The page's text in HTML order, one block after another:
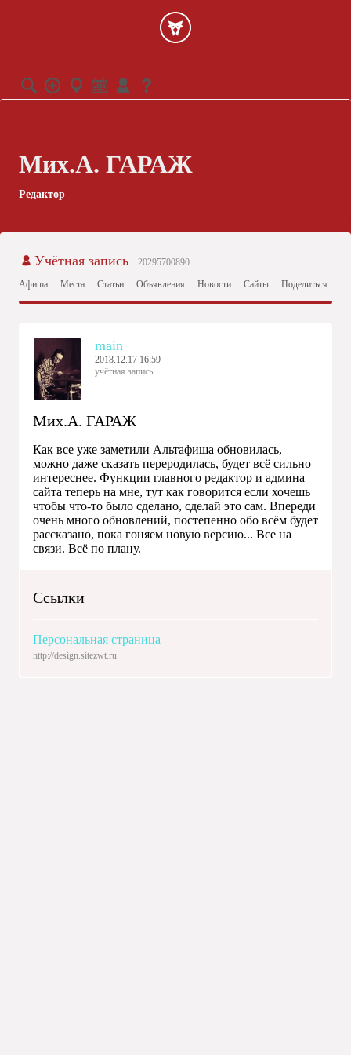
Мих.А. ГАРАЖ
Редактор
Учётная запись
20295700890
Афиша
Места Статьи Объявления Новости Сайты Поделиться
main
2018.12.17 16:59
учётная запись
Мих.А. ГАРАЖ
Как все уже заметили Альтафиша обновилась,
можно даже сказать переродилась, будет всё сильно
интереснее. Функции главного редактор и админа
сайта теперь на мне, тут как говорится если хочешь
чтобы что-то было сделано, сделай это сам. Впереди
очень много обновлений, постепенно обо всём будет
рассказано, пока гоняем новую версию... Все на
связи. Всё по плану.
Ссылки
Персональная страница
http://design.sitezwt.ru